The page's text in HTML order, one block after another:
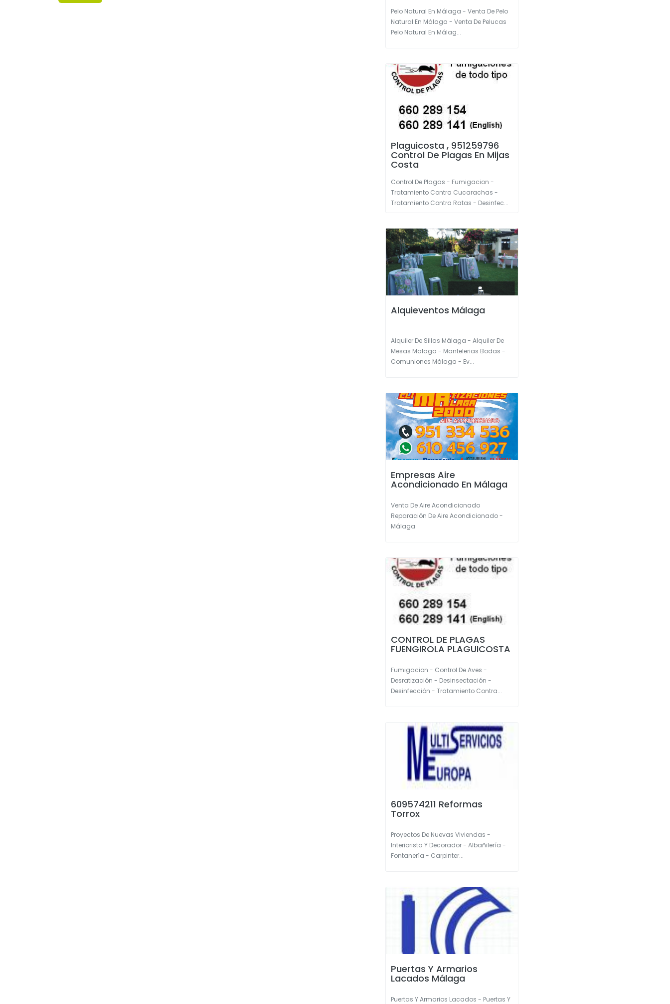
Pelo Natural En Málaga - Venta De Pelo
Natural En Málaga - Venta De Pelucas
Pelo Natural En Málag...
Plaguicosta , 951259796
Control De Plagas En Mijas
Costa
Control De Plagas - Fumigacion -
Tratamiento Contra Cucarachas -
Tratamiento Contra Ratas - Desinfec...
Alquieventos Málaga
Alquiler De Sillas Málaga - Alquiler De
Mesas Malaga - Mantelerias Bodas -
Comuniones Málaga - Ev...
Empresas Aire
Acondicionado En Málaga
Venta De Aire Acondicionado
Reparación De Aire Acondicionado -
Málaga
CONTROL DE PLAGAS
FUENGIROLA PLAGUICOSTA
Fumigacion - Control De Aves -
Desratización - Desinsectación -
Desinfección - Tratamiento Contra...
609574211 Reformas
Torrox
Proyectos De Nuevas Viviendas -
Interiorista Y Decorador - Albañilería -
Fontanería - Carpinter...
Puertas Y Armarios
Lacados Málaga
Puertas Y Armarios Lacados - Puertas Y